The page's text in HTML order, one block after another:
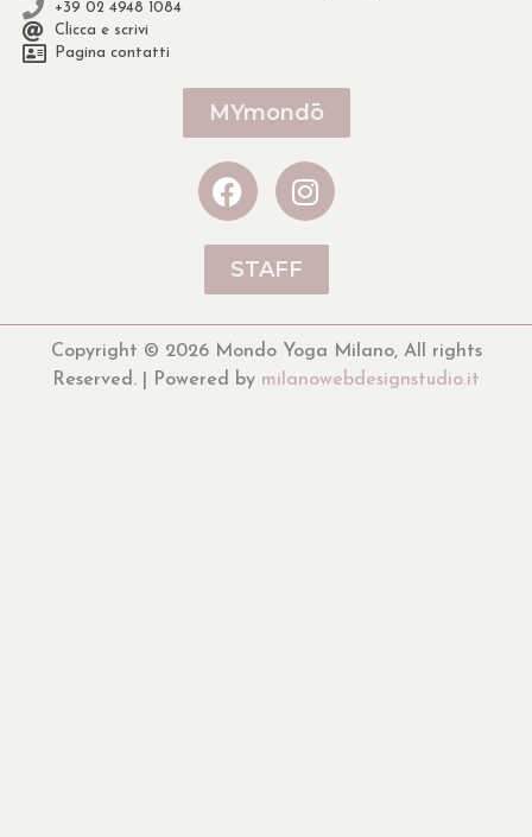
+39 02 4948 1084
Clicca e scrivi
Pagina contatti
MYmondō
STAFF
Copyright © 2026 Mondo Yoga Milano, All rights
Reserved. | Powered by milanowebdesignstudio.it